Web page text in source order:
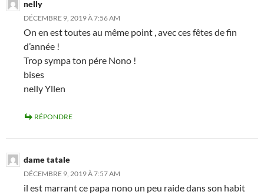
nelly
DÉCEMBRE 9, 2019 À 7:56 AM
On en est toutes au même point , avec ces fêtes de fin
d’année !
Trop sympa ton pére Nono !
bises
nelly Yllen
RÉPONDRE
dame tatale
DÉCEMBRE 9, 2019 À 7:57 AM
il est marrant ce papa nono un peu raide dans son habit